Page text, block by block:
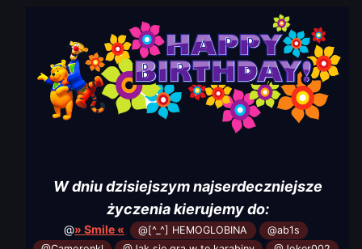
W dniu dzisiejszym najserdeczniejsze
życzenia kierujemy do:
@» Smile « @[^_^] HEMOGLOBINA
@ab1s